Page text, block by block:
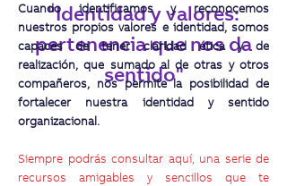
"Identidad y valores:
pertenencia que nos da
sentido"
Cuando identificamos y reconocemos
nuestros propios valores e identidad, somos
capaces de tener claridad ética y de
realización, que sumado al de otras y otros
compañeros, nos permite la posibilidad de
fortalecer nuestra identidad y sentido
organizacional.
Siempre podrás consultar aquí, una serie de
recursos amigables y sencillos que te